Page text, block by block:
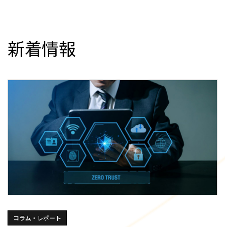
新着情報
コラム・レポート